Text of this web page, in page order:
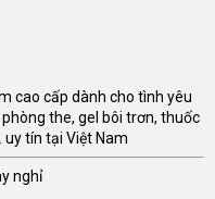
cao cấp dành cho tình yêu
the, gel bôi trơn, thuốc
tín tại Việt Nam
nghỉ